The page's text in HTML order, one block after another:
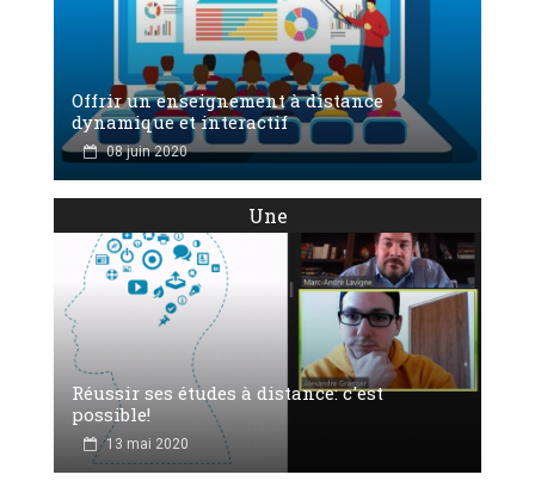
Offrir un enseignement à distance
dynamique et interactif
08 juin 2020
Une
Réussir ses études à distance: c'est
possible!
13 mai 2020